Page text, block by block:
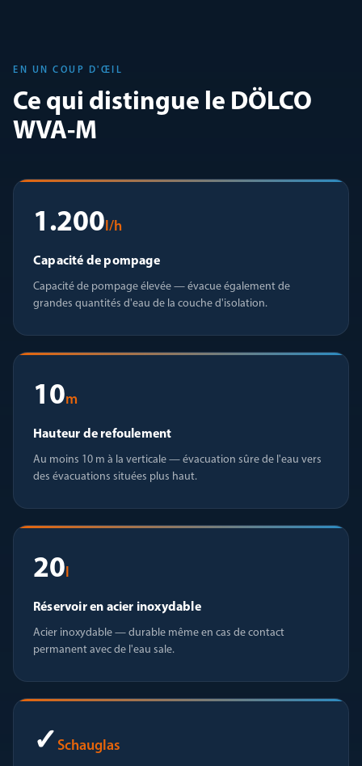
EN UN COUP D'ŒIL
Ce qui distingue le DÖLCO
WVA-M
1.200l/h
Capacité de pompage
Capacité de pompage élevée — évacue également de
grandes quantités d'eau de la couche d'isolation.
10m
Hauteur de refoulement
Au moins 10 m à la verticale — évacuation sûre de l'eau vers
des évacuations situées plus haut.
20l
Réservoir en acier inoxydable
Acier inoxydable — durable même en cas de contact
permanent avec de l'eau sale.
✓ Schauglas